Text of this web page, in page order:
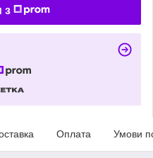
з
Оплата Умови